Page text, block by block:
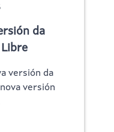
da
versión da
versión